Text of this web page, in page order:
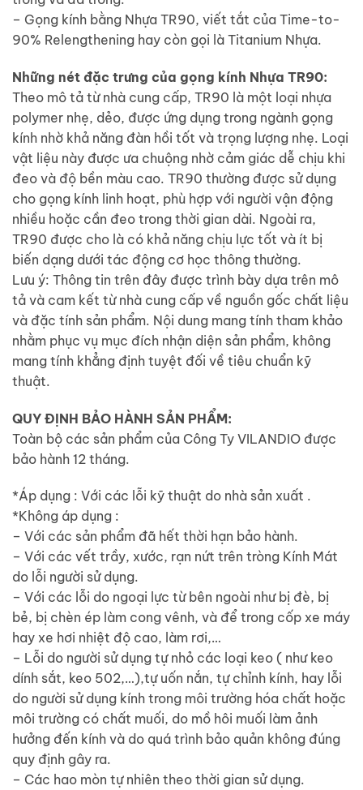
– Gọng kính bằng Nhựa TR90, viết tắt của Time-to-
90% Relengthening hay còn gọi là Titanium Nhựa.
Những nét đặc trưng của gọng kính Nhựa TR90:
Theo mô tả từ nhà cung cấp, TR90 là một loại nhựa
polymer nhẹ, dẻo, được ứng dụng trong ngành gọng
kính nhờ khả năng đàn hồi tốt và trọng lượng nhẹ. Loại
vật liệu này được ưa chuộng nhờ cảm giác dễ chịu khi
đeo và độ bền màu cao. TR90 thường được sử dụng
cho gọng kính linh hoạt, phù hợp với người vận động
nhiều hoặc cần đeo trong thời gian dài. Ngoài ra,
TR90 được cho là có khả năng chịu lực tốt và ít bị
biến dạng dưới tác động cơ học thông thường.
Lưu ý: Thông tin trên đây được trình bày dựa trên mô
tả và cam kết từ nhà cung cấp về nguồn gốc chất liệu
và đặc tính sản phẩm. Nội dung mang tính tham khảo
nhằm phục vụ mục đích nhận diện sản phẩm, không
mang tính khẳng định tuyệt đối về tiêu chuẩn kỹ
thuật.
QUY ĐỊNH BẢO HÀNH SẢN PHẨM:
Toàn bộ các sản phẩm của Công Ty VILANDIO được
bảo hành 12 tháng.
*Áp dụng : Với các lỗi kỹ thuật do nhà sản xuất .
*Không áp dụng :
– Với các sản phẩm đã hết thời hạn bảo hành.
– Với các vết trầy, xước, rạn nứt trên tròng Kính Mát
do lỗi người sử dụng.
– Với các lỗi do ngoại lực từ bên ngoài như bị đè, bị
bẻ, bị chèn ép làm cong vênh, và để trong cốp xe máy
hay xe hơi nhiệt độ cao, làm rơi,…
– Lỗi do người sử dụng tự nhỏ các loại keo ( như keo
dính sắt, keo 502,…),tự uốn nắn, tự chỉnh kính, hay lỗi
do người sử dụng kính trong môi trường hóa chất hoặc
môi trường có chất muối, do mồ hôi muối làm ảnh
hưởng đến kính và do quá trình bảo quản không đúng
quy định gây ra.
– Các hao mòn tự nhiên theo thời gian sử dụng.